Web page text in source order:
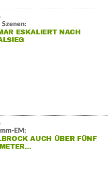
ESKALIERT NACH
EM:
AUCH ÜBER FÜNF